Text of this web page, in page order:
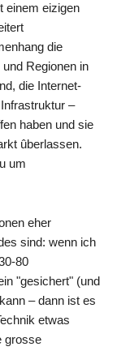
einem eizigen
die
Regionen in
die Internet-
–
haben und sie
ûberlassen.
um
eher
sind: wenn ich
80
"gesichert" (und
– dann ist es
etwas
grosse